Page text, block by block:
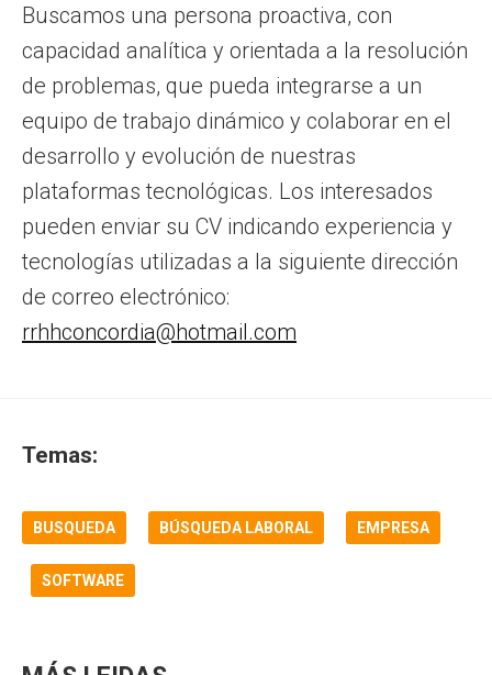
Buscamos una persona proactiva, con
capacidad analítica y orientada a la resolución
de problemas, que pueda integrarse a un
equipo de trabajo dinámico y colaborar en el
desarrollo y evolución de nuestras
plataformas tecnológicas. Los interesados
pueden enviar su CV indicando experiencia y
tecnologías utilizadas a la siguiente dirección
de correo electrónico:
rrhhconcordia@hotmail.com
Temas:
BUSQUEDA BÚSQUEDA LABORAL EMPRESA
SOFTWARE